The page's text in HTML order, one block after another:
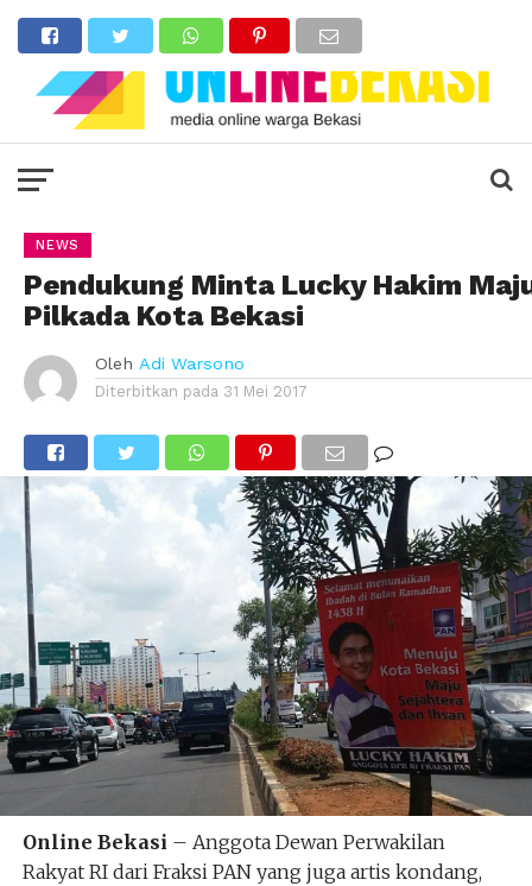
NEWS
Pendukung Minta Lucky Hakim
Pilkada Kota Bekasi
Oleh Adi Warsono
Diterbitkan pada 31 Mei 2017
Online Bekasi – Anggota Dewan Perwakilan
Rakyat RI dari Fraksi PAN yang juga artis kondang,